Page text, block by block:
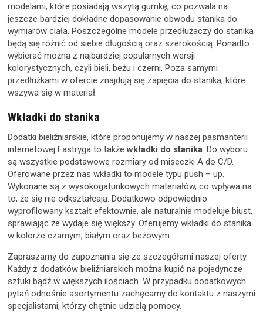
modelami, które posiadają wszytą gumkę, co pozwala na
jeszcze bardziej dokładne dopasowanie obwodu stanika do
wymiarów ciała. Poszczególne modele przedłużaczy do stanika
będą się różnić od siebie długością oraz szerokością. Ponadto
wybierać można z najbardziej popularnych wersji
kolorystycznych, czyli bieli, beżu i czerni. Poza samymi
przedłużkami w ofercie znajdują się zapięcia do stanika, które
wszywa się w materiał.
Wkładki do stanika
Dodatki bieliźniarskie, które proponujemy w naszej pasmanterii
internetowej Fastryga to takżewkładki do stanika. Do wyboru
są wszystkie podstawowe rozmiary od miseczki A do C/D.
Oferowane przez nas wkładki to modele typu push – up.
Wykonane są z wysokogatunkowych materiałów, co wpływa na
to, że się nie odkształcają. Dodatkowo odpowiednio
wyprofilowany kształt efektownie, ale naturalnie modeluje biust,
sprawiając że wydaje się większy. Oferujemy wkładki do stanika
w kolorze czarnym, białym oraz beżowym.
Zapraszamy do zapoznania się ze szczegółami naszej oferty.
Każdy z dodatków bieliźniarskich można kupić na pojedyncze
sztuki bądź w większych ilościach. W przypadku dodatkowych
pytań odnośnie asortymentu zachęcamy do kontaktu z naszymi
specjalistami, którzy chętnie udzielą pomocy.